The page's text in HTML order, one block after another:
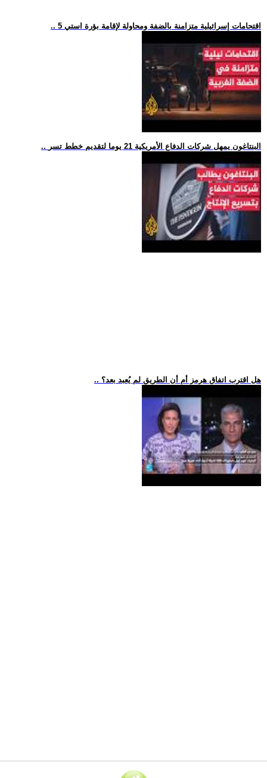
.. 5 اقتحامات إسرائيلية متزامنة بالضفة ومحاولة لإقامة بؤرة استي
.. البنتاغون يمهل شركات الدفاع الأمريكية 21 يوما لتقديم خطط تسر
.. هل اقترب اتفاق هرمز أم أن الطريق لم يُعبد بعد؟